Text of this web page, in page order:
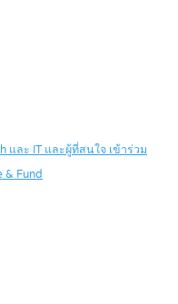
และ IT และผู้ที่สนใจ เข้าร่วม
& Fund